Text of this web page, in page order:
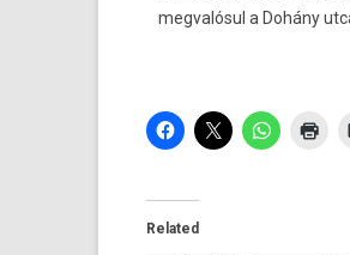
meg­valósul a Dohány
Related